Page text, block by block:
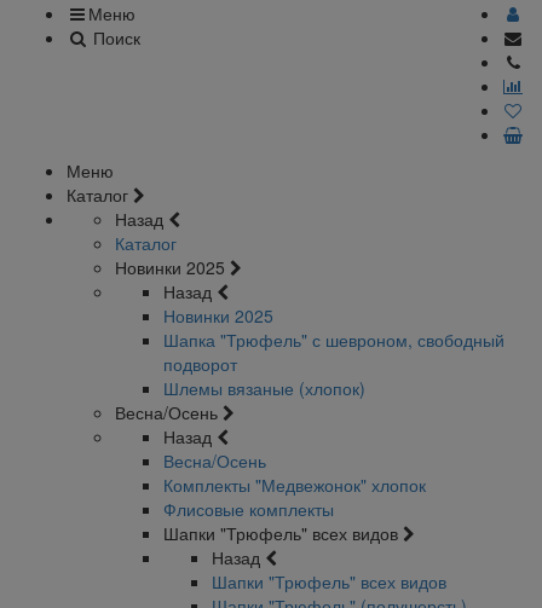
Меню
Поиск
Меню
Каталог
Назад
Каталог
Новинки 2025
Назад
Новинки 2025
Шапка "Трюфель" с шевроном, свободный
подворот
Шлемы вязаные (хлопок)
Весна/Осень
Назад
Весна/Осень
Комплекты "Медвежонок" хлопок
Флисовые комплекты
Шапки "Трюфель" всех видов
Назад
Шапки "Трюфель" всех видов